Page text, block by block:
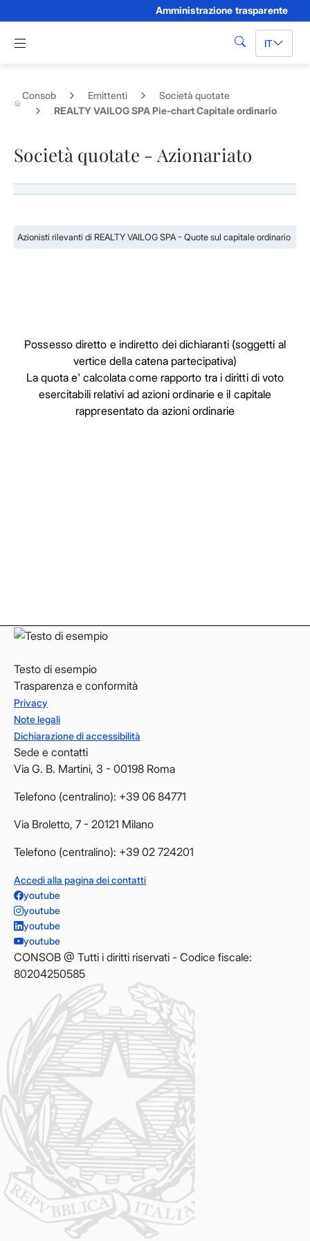
Amministrazione trasparente
Apri menu di navigazione
cerca IT
Consob Emittenti
Società quotate
REALTY VAILOG SPA Pie-chart Capitale ordinario
Società quotate - Azionariato
Azionisti rilevanti di REALTY VAILOG SPA - Quote sul capitale ordinario
Possesso diretto e indiretto dei dichiaranti (soggetti al
vertice della catena partecipativa)
La quota e' calcolata come rapporto tra i diritti di voto
esercitabili relativi ad azioni ordinarie e il capitale
rappresentato da azioni ordinarie
Testo di esempio
Trasparenza e conformità
Privacy
Note legali
Dichiarazione di accessibilità
Sede e contatti
Via G. B. Martini, 3 - 00198 Roma
Telefono (centralino): +39 06 84771
Via Broletto, 7 - 20121 Milano
Telefono (centralino): +39 02 724201
Accedi alla pagina dei contatti
youtube
youtube
youtube
youtube
CONSOB @ Tutti i diritti riservati - Codice fiscale:
80204250585